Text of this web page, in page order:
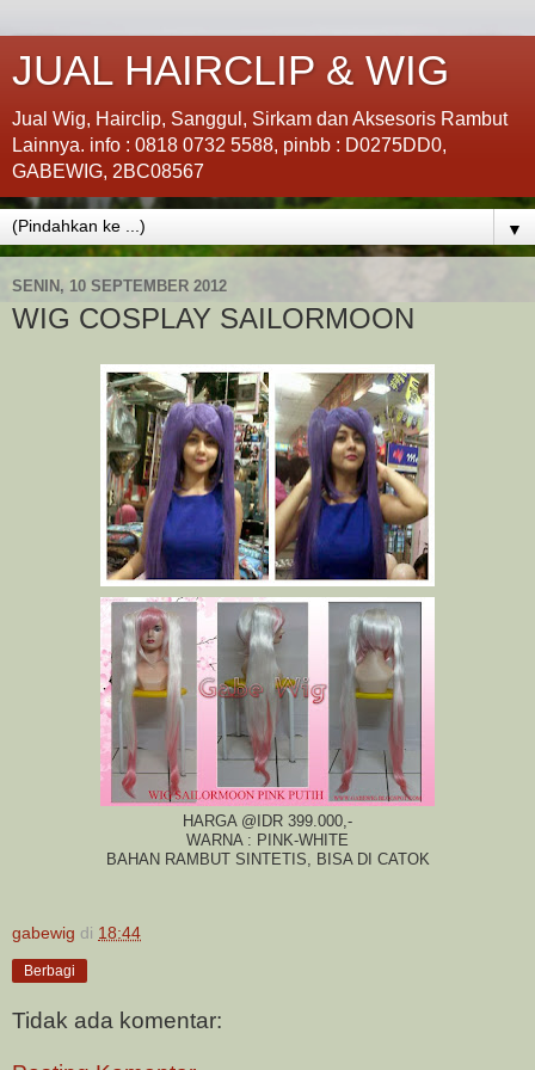
JUAL HAIRCLIP & WIG
Jual Wig, Hairclip, Sanggul, Sirkam dan Aksesoris Rambut
Lainnya. info : 0818 0732 5588, pinbb : D0275DD0,
GABEWIG, 2BC08567
▼
SENIN, 10 SEPTEMBER 2012
WIG COSPLAY SAILORMOON
HARGA @IDR 399.000,-
WARNA : PINK-WHITE
BAHAN RAMBUT SINTETIS, BISA DI CATOK
gabewig di 18:44
Berbagi
Tidak ada komentar: